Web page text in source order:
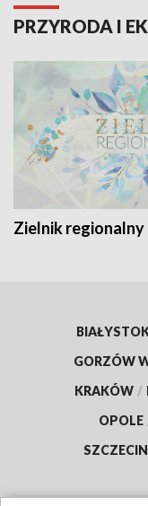
PRZYRODA I
Zielnik regionalny
GORZÓW
KRAKÓW /
OPOLE
SZCZECIN